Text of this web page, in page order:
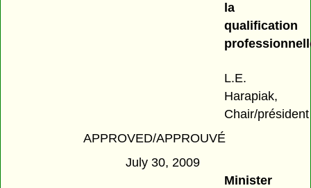
la
qualification
L.E.
Harapiak,
Chair/président
APPROVED/APPROUVÉ
July 30, 2009
Minister